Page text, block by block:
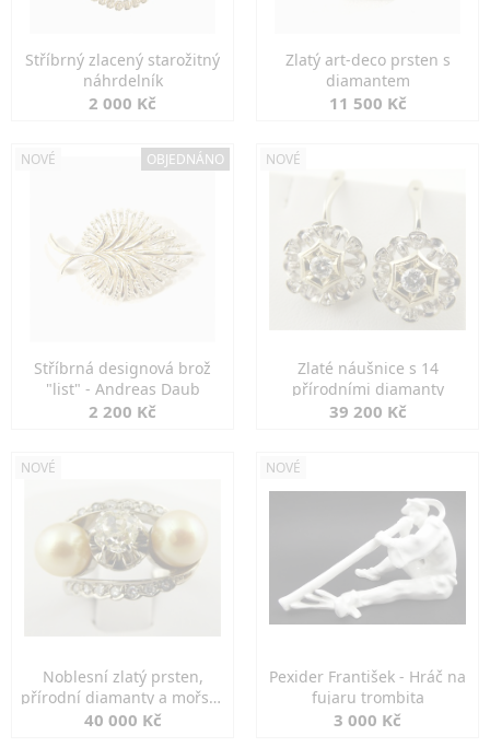
Stříbrný zlacený starožitný
náhrdelník
2 000 Kč
Zlatý art-deco prsten s
diamantem
11 500 Kč
NOVÉ OBJEDNÁNO
Stříbrná designová brož
"list" - Andreas Daub
2 200 Kč
NOVÉ
Zlaté náušnice s 14
přírodními diamanty
39 200 Kč
NOVÉ
Noblesní zlatý prsten,
přírodní diamanty a mořské
perly
40 000 Kč
NOVÉ
Pexider František - Hráč na
fujaru trombita
3 000 Kč